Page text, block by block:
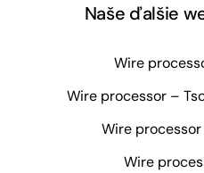
Naše ďalšie
Wire
Wire processor –
Wire
Wire